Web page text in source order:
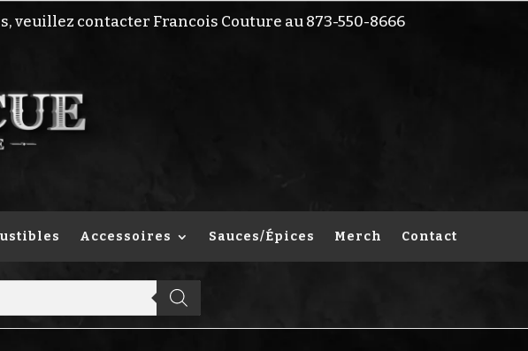
contacter Francois Couture au 873-550-8666
Accessoires Sauces/Épices Merch Contact